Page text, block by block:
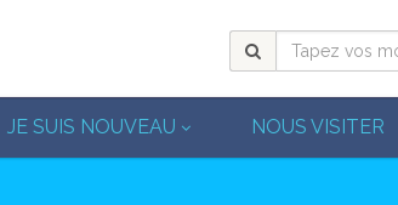
JE SUIS NOUVEAU NOUS VISITER